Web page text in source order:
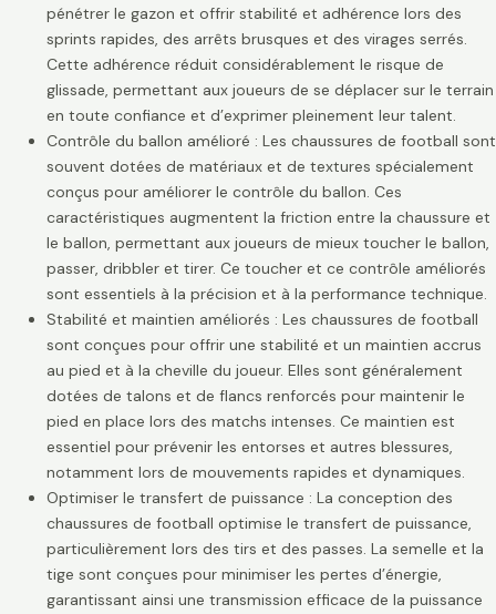
pénétrer le gazon et offrir stabilité et adhérence lors des
sprints rapides, des arrêts brusques et des virages serrés.
Cette adhérence réduit considérablement le risque de
glissade, permettant aux joueurs de se déplacer sur le terrain
en toute confiance et d’exprimer pleinement leur talent.
Contrôle du ballon amélioré : Les chaussures de football sont
souvent dotées de matériaux et de textures spécialement
conçus pour améliorer le contrôle du ballon. Ces
caractéristiques augmentent la friction entre la chaussure et
le ballon, permettant aux joueurs de mieux toucher le ballon,
passer, dribbler et tirer. Ce toucher et ce contrôle améliorés
sont essentiels à la précision et à la performance technique.
Stabilité et maintien améliorés : Les chaussures de football
sont conçues pour offrir une stabilité et un maintien accrus
au pied et à la cheville du joueur. Elles sont généralement
dotées de talons et de flancs renforcés pour maintenir le
pied en place lors des matchs intenses. Ce maintien est
essentiel pour prévenir les entorses et autres blessures,
notamment lors de mouvements rapides et dynamiques.
Optimiser le transfert de puissance : La conception des
chaussures de football optimise le transfert de puissance,
particulièrement lors des tirs et des passes. La semelle et la
tige sont conçues pour minimiser les pertes d’énergie,
garantissant ainsi une transmission efficace de la puissance